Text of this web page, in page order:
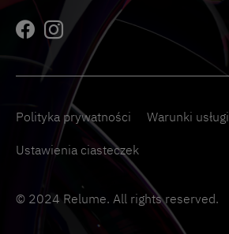
© 2024 Relume. All rights reserved.
Polityka prywatności Warunki usługi
Ustawienia ciasteczek